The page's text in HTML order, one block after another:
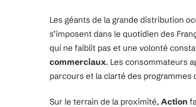
Les géants de la grande distribution
s’imposent dans le quotidien des
qui ne faiblit pas et une volonté
commerciaux. Les consommateurs
parcours et la clarté des programmes
Sur le terrain de la proximité, Action